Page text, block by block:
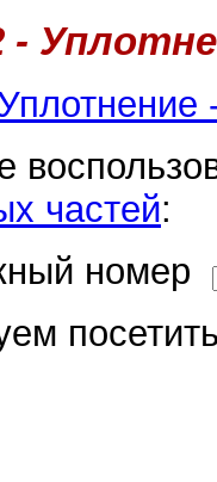
-
частей:
номер